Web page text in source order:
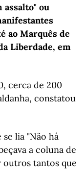
assalto" ou
ao Marquês de
Liberdade, em
cerca de 200
constatou
lia "Não há
a coluna de
outros tantos que